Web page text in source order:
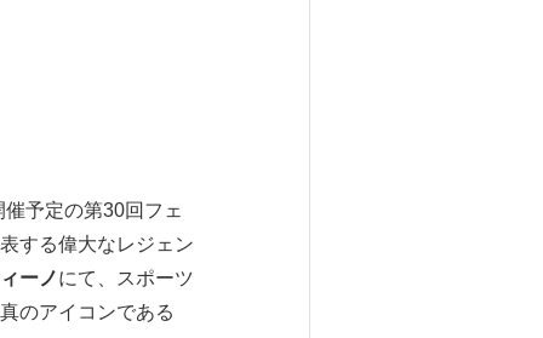
催予定の第30回フェ
する偉大なレジェン
ーノにて、スポーツ
のアイコンである